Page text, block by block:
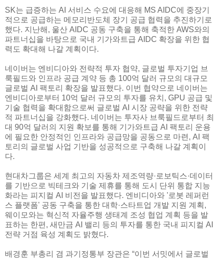
SK는 급증하는 AI 서비스 수요에 대응해 MS AIDC에 중장기
적으로 공급하는 메모리반도체 장기 공급 협력을 추진하기로
했다. 지난해, 울산 AIDC 공동 구축을 통해 축적한 AWS와의
파트너십을 바탕으로 국내 기가와트급 AIDC 확장을 위한 협
력도 확대해 나갈 계획이다.
네이버는 엔비디아와 전략적 투자 협약, 글로벌 투자기업 브
룩필드와 인프라 공급 계약 등 총 100억 달러 규모의 대규모
글로벌 AI 팩토리 확장을 발표했다. 이번 협약으로 네이버는
엔비디아로부터 10억 달러 규모의 투자를 유치, GPU 공급 및
기술 협력을 확대함으로써 글로벌 AI 시장 공략을 위한 전략
적 파트너십을 강화했다. 네이버는 투자사 브룩필드로부터 최
대 90억 달러의 지원 확보를 통해 기가와트급 AI 팩토리 운용
에 필요한 안정적인 인프라와 공급망을 공동으로 마련, AI 팩
토리의 글로벌 사업 기반을 성공적으로 구축해 나갈 계획이
다.
현대차그룹은 세계 최고의 자동차 제조역량·로보틱스·데이터
를 기반으로 빅테크와 기술 제휴를 통해 도시 단위 통합 지능
화라는 피지컬 AI 비전을 발표했다. 엔비디아와 '로봇 레퍼런
스 플랫폼' 공동 구축을 통한 대학·스타트업 개발 지원 계획,
웨이모와는 혁신적 자율주행 생태계 조성 협업 계획 등을 발
표하는 한편, 새만금 AI 밸리 등의 투자를 통한 국내 피지컬 AI
전략 거점 육성 계획도 밝혔다.
배경훈 부총리 겸 과기정통부 장관은 “이번 서밋에서 글로벌